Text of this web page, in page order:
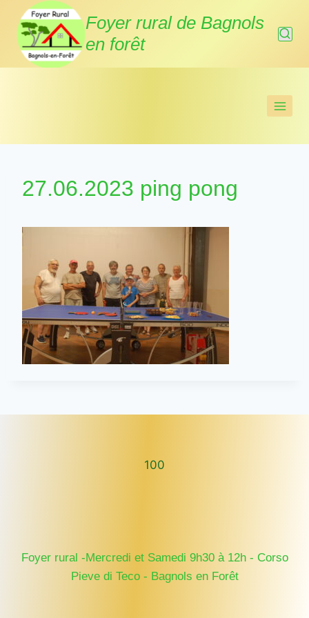
contenu
Foyer rural de Bagnols
en forêt
27.06.2023 ping pong
100
Foyer rural -Mercredi et Samedi 9h30 à 12h - Corso
Pieve di Teco - Bagnols en Forêt